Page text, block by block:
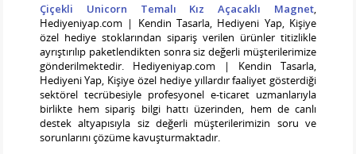
Çiçekli Unicorn Temalı Kız Açacaklı Magnet,
Hediyeniyap.com | Kendin Tasarla, Hediyeni Yap, Kişiye
özel hediye stoklarından sipariş verilen ürünler titizlikle
ayrıştırılıp paketlendikten sonra siz değerli müşterilerimize
gönderilmektedir. Hediyeniyap.com | Kendin Tasarla,
Hediyeni Yap, Kişiye özel hediye yıllardır faaliyet gösterdiği
sektörel tecrübesiyle profesyonel e-ticaret uzmanlarıyla
birlikte hem sipariş bilgi hattı üzerinden, hem de canlı
destek altyapısıyla siz değerli müşterilerimizin soru ve
sorunlarını çözüme kavuşturmaktadır.